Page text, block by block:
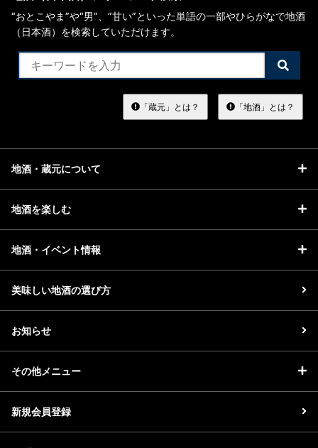
“おとこやま”や“男”、”甘い”といった単語の一部やひらがなで地酒
（日本酒）を検索していただけます。
検
索
る
「蔵元」とは？ 「地酒」とは？
地酒・蔵元について
地酒を楽しむ
地酒・イベント情報
美味しい地酒の選び方
お知らせ
その他メニュー
新規会員登録